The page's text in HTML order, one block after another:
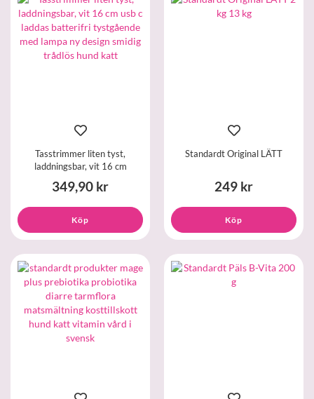
Tasstrimmer liten tyst,
laddningsbar, vit 16 cm
349,90 kr
Köp
Standardt Original LÄTT
249 kr
Köp